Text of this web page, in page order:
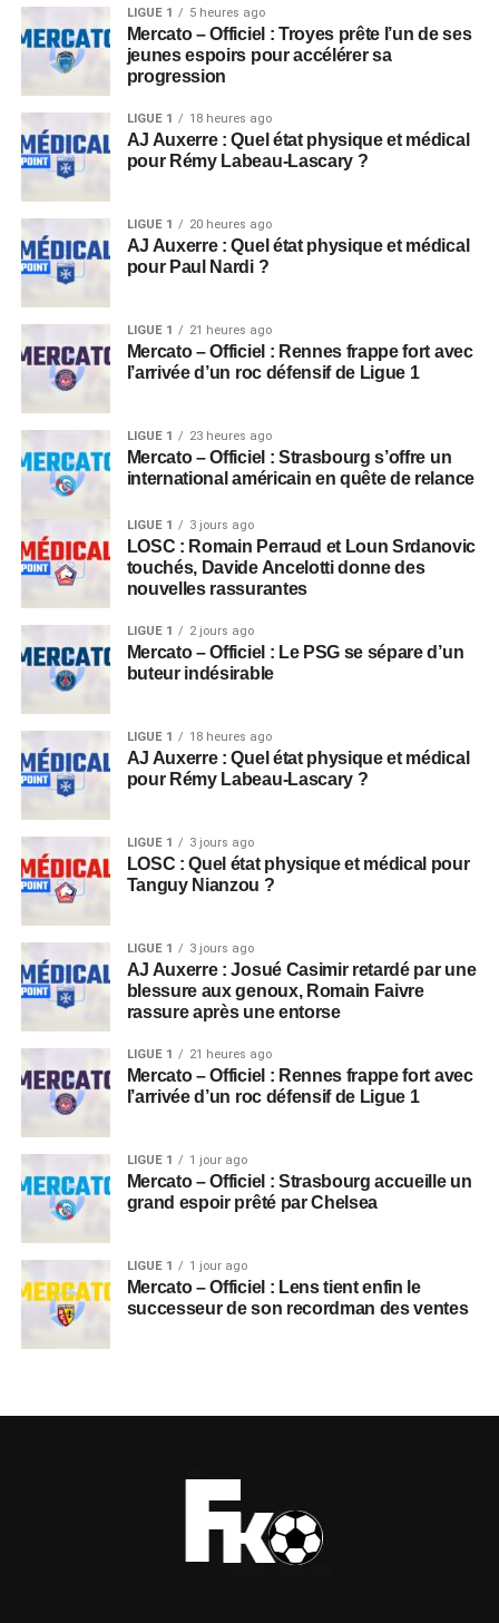
LIGUE 1 5 heures ago
Mercato – Officiel : Troyes prête l’un de ses
jeunes espoirs pour accélérer sa
progression
LIGUE 1 18 heures ago
AJ Auxerre : Quel état physique et médical
pour Rémy Labeau-Lascary ?
LIGUE 1 20 heures ago
AJ Auxerre : Quel état physique et médical
pour Paul Nardi ?
LIGUE 1 21 heures ago
Mercato – Officiel : Rennes frappe fort avec
l’arrivée d’un roc défensif de Ligue 1
LIGUE 1 23 heures ago
Mercato – Officiel : Strasbourg s’offre un
international américain en quête de relance
LIGUE 1 3 jours ago
LOSC : Romain Perraud et Loun Srdanovic
touchés, Davide Ancelotti donne des
nouvelles rassurantes
LIGUE 1 2 jours ago
Mercato – Officiel : Le PSG se sépare d’un
buteur indésirable
LIGUE 1 18 heures ago
AJ Auxerre : Quel état physique et médical
pour Rémy Labeau-Lascary ?
LIGUE 1 3 jours ago
LOSC : Quel état physique et médical pour
Tanguy Nianzou ?
LIGUE 1 3 jours ago
AJ Auxerre : Josué Casimir retardé par une
blessure aux genoux, Romain Faivre
rassure après une entorse
LIGUE 1 21 heures ago
Mercato – Officiel : Rennes frappe fort avec
l’arrivée d’un roc défensif de Ligue 1
LIGUE 1 1 jour ago
Mercato – Officiel : Strasbourg accueille un
grand espoir prêté par Chelsea
LIGUE 1 1 jour ago
Mercato – Officiel : Lens tient enfin le
successeur de son recordman des ventes